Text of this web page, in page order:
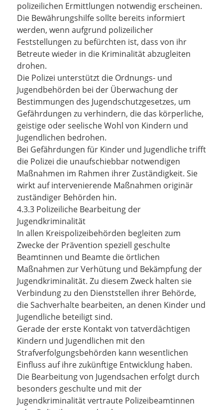
polizeilichen Ermittlungen notwendig erscheinen.
Die Bewährungshilfe sollte bereits informiert
werden, wenn aufgrund polizeilicher
Feststellungen zu befürchten ist, dass von ihr
Betreute wieder in die Kriminalität abzugleiten
drohen.
Die Polizei unterstützt die Ordnungs- und
Jugendbehörden bei der Überwachung der
Bestimmungen des Jugendschutzgesetzes, um
Gefährdungen zu verhindern, die das körperliche,
geistige oder seelische Wohl von Kindern und
Jugendlichen bedrohen.
Bei Gefährdungen für Kinder und Jugendliche trifft
die Polizei die unaufschiebbar notwendigen
Maßnahmen im Rahmen ihrer Zuständigkeit. Sie
wirkt auf intervenierende Maßnahmen originär
zuständiger Behörden hin.
4.3.3 Polizeiliche Bearbeitung der
Jugendkriminalität
In allen Kreispolizeibehörden begleiten zum
Zwecke der Prävention speziell geschulte
Beamtinnen und Beamte die örtlichen
Maßnahmen zur Verhütung und Bekämpfung der
Jugendkriminalität. Zu diesem Zweck halten sie
Verbindung zu den Dienststellen ihrer Behörde,
die Sachverhalte bearbeiten, an denen Kinder und
Jugendliche beteiligt sind.
Gerade der erste Kontakt von tatverdächtigen
Kindern und Jugendlichen mit den
Strafverfolgungsbehörden kann wesentlichen
Einfluss auf ihre zukünftige Entwicklung haben.
Die Bearbeitung von Jugendsachen erfolgt durch
besonders geschulte und mit der
Jugendkriminalität vertraute Polizeibeamtinnen